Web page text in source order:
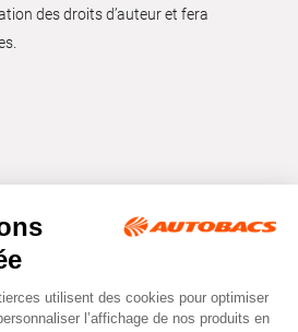
des droits d’auteur et fera
© Autobacs
RGPD